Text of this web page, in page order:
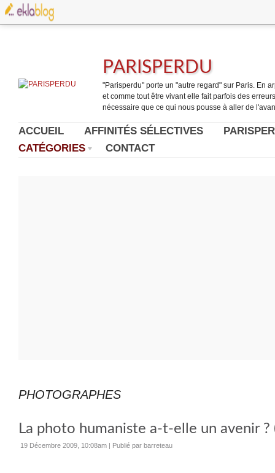
PARISPERDU
"Parisperdu" porte un "autre regard" sur Paris. En
et comme tout être vivant elle fait parfois des
nécessaire que ce qui nous pousse à aller de
ACCUEIL AFFINITÉS SÉLECTIVES
CATÉGORIES
CONTACT
PHOTOGRAPHES
La photo humaniste a-t-elle un avenir ?
19 Décembre 2009, 10:08am | Publié par barreteau